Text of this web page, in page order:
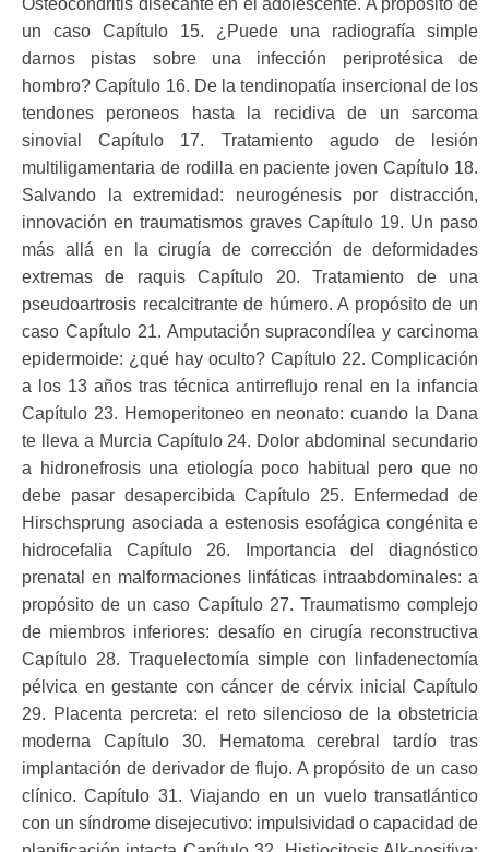
Osteocondritis disecante en el adolescente. A propósito de
un caso Capítulo 15. ¿Puede una radiografía simple
darnos pistas sobre una infección periprotésica de
hombro? Capítulo 16. De la tendinopatía insercional de los
tendones peroneos hasta la recidiva de un sarcoma
sinovial Capítulo 17. Tratamiento agudo de lesión
multiligamentaria de rodilla en paciente joven Capítulo 18.
Salvando la extremidad: neurogénesis por distracción,
innovación en traumatismos graves Capítulo 19. Un paso
más allá en la cirugía de corrección de deformidades
extremas de raquis Capítulo 20. Tratamiento de una
pseudoartrosis recalcitrante de húmero. A propósito de un
caso Capítulo 21. Amputación supracondílea y carcinoma
epidermoide: ¿qué hay oculto? Capítulo 22. Complicación
a los 13 años tras técnica antirreflujo renal en la infancia
Capítulo 23. Hemoperitoneo en neonato: cuando la Dana
te lleva a Murcia Capítulo 24. Dolor abdominal secundario
a hidronefrosis una etiología poco habitual pero que no
debe pasar desapercibida Capítulo 25. Enfermedad de
Hirschsprung asociada a estenosis esofágica congénita e
hidrocefalia Capítulo 26. Importancia del diagnóstico
prenatal en malformaciones linfáticas intraabdominales: a
propósito de un caso Capítulo 27. Traumatismo complejo
de miembros inferiores: desafío en cirugía reconstructiva
Capítulo 28. Traquelectomía simple con linfadenectomía
pélvica en gestante con cáncer de cérvix inicial Capítulo
29. Placenta percreta: el reto silencioso de la obstetricia
moderna Capítulo 30. Hematoma cerebral tardío tras
implantación de derivador de flujo. A propósito de un caso
clínico. Capítulo 31. Viajando en un vuelo transatlántico
con un síndrome disejecutivo: impulsividad o capacidad de